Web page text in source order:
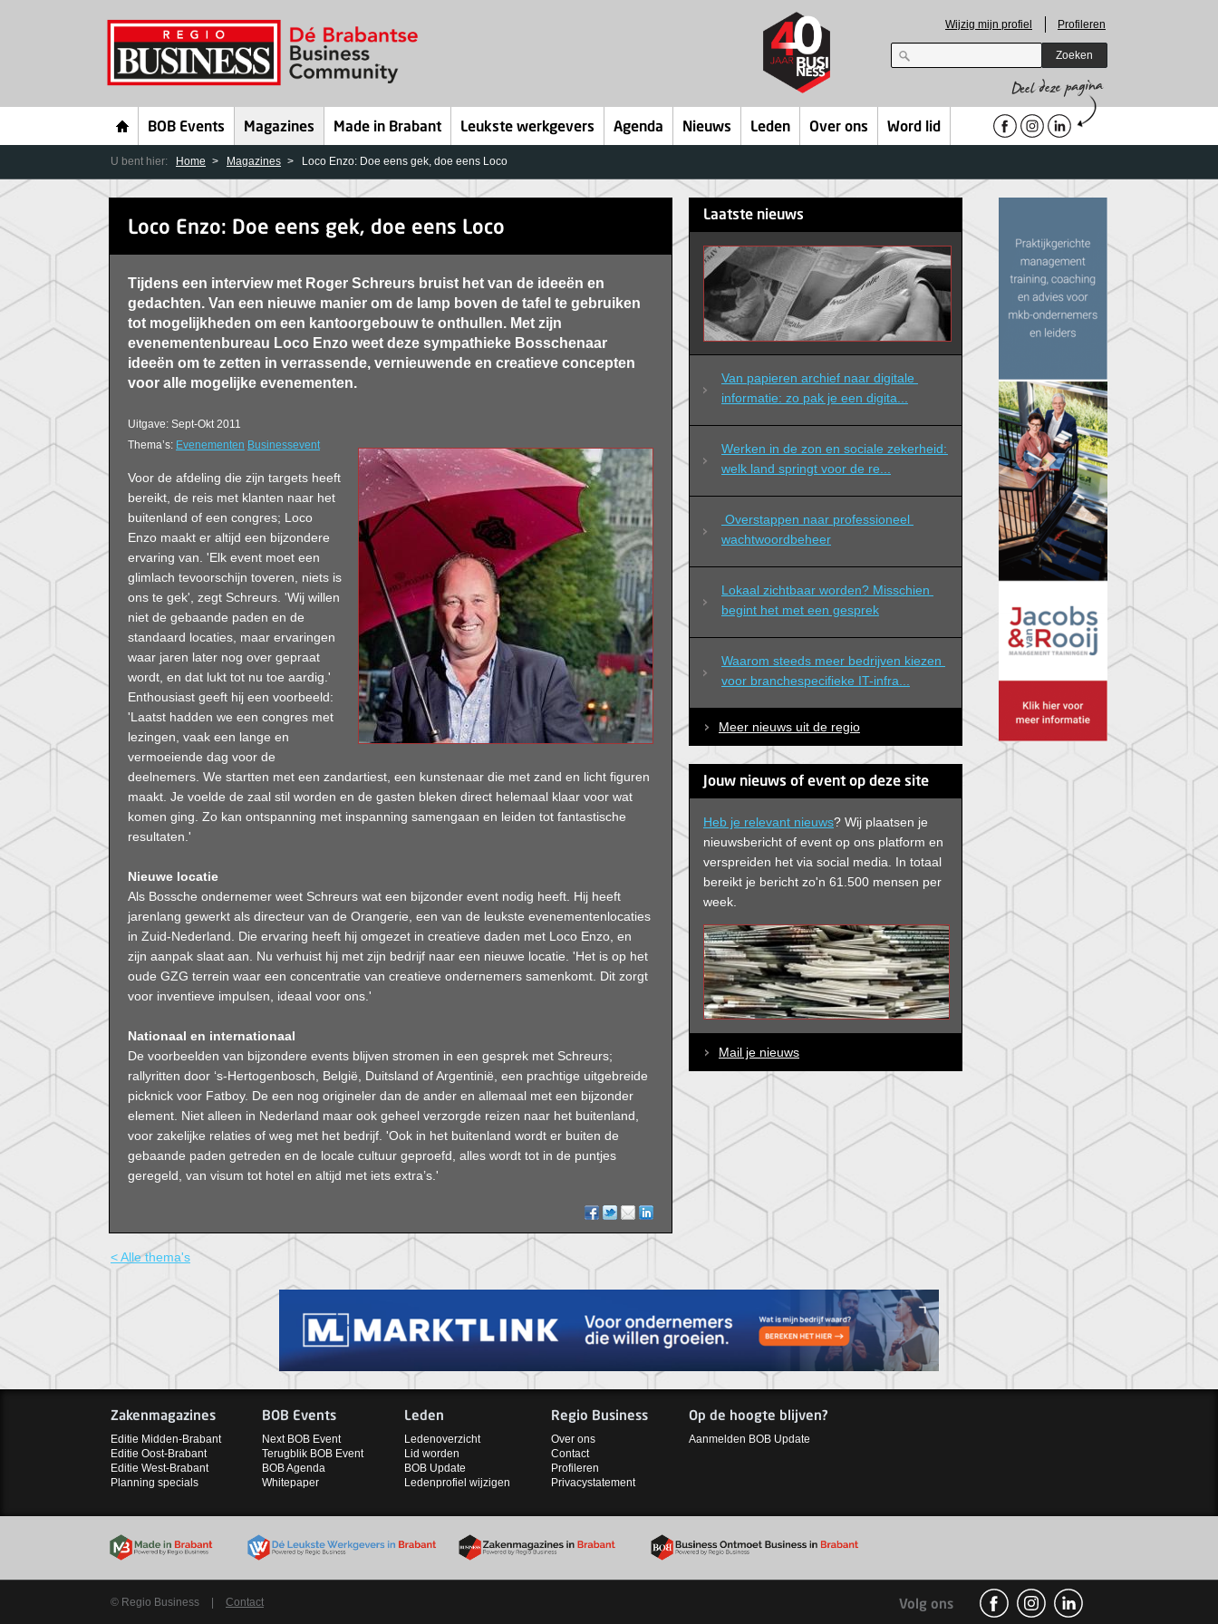
Wijzig mijn profiel Profileren
Zoeken
BOB Events Magazines Made in Brabant Leukste werkgevers Agenda Nieuws Leden Over ons Word lid
U bent hier: Home Magazines Loco Enzo: Doe eens gek, doe eens Loco
Loco Enzo: Doe eens gek, doe eens Loco
Tijdens een interview met Roger Schreurs bruist het van de ideeën en
gedachten. Van een nieuwe manier om de lamp boven de tafel te gebruiken
tot mogelijkheden om een kantoorgebouw te onthullen. Met zijn
evenementenbureau Loco Enzo weet deze sympathieke Bosschenaar
ideeën om te zetten in verrassende, vernieuwende en creatieve concepten
voor alle mogelijke evenementen.
Uitgave: Sept-Okt 2011
Thema’s: Evenementen Businessevent
Voor de afdeling die zijn targets heeft
bereikt, de reis met klanten naar het
buitenland of een congres; Loco
Enzo maakt er altijd een bijzondere
ervaring van. 'Elk event moet een
glimlach tevoorschijn toveren, niets is
ons te gek', zegt Schreurs. 'Wij willen
niet de gebaande paden en de
standaard locaties, maar ervaringen
waar jaren later nog over gepraat
wordt, en dat lukt tot nu toe aardig.'
Enthousiast geeft hij een voorbeeld:
'Laatst hadden we een congres met
lezingen, vaak een lange en
vermoeiende dag voor de
deelnemers. We startten met een zandartiest, een kunstenaar die met zand en licht figuren
maakt. Je voelde de zaal stil worden en de gasten bleken direct helemaal klaar voor wat
komen ging. Zo kan ontspanning met inspanning samengaan en leiden tot fantastische
resultaten.'
Nieuwe locatie
Als Bossche ondernemer weet Schreurs wat een bijzonder event nodig heeft. Hij heeft
jarenlang gewerkt als directeur van de Orangerie, een van de leukste evenementenlocaties
in Zuid-Nederland. Die ervaring heeft hij omgezet in creatieve daden met Loco Enzo, en
zijn aanpak slaat aan. Nu verhuist hij met zijn bedrijf naar een nieuwe locatie. 'Het is op het
oude GZG terrein waar een concentratie van creatieve ondernemers samenkomt. Dit zorgt
voor inventieve impulsen, ideaal voor ons.'
Nationaal en internationaal
De voorbeelden van bijzondere events blijven stromen in een gesprek met Schreurs;
rallyritten door ‘s-Hertogenbosch, België, Duitsland of Argentinië, een prachtige uitgebreide
picknick voor Fatboy. De een nog origineler dan de ander en allemaal met een bijzonder
element. Niet alleen in Nederland maar ook geheel verzorgde reizen naar het buitenland,
voor zakelijke relaties of weg met het bedrijf. 'Ook in het buitenland wordt er buiten de
gebaande paden getreden en de locale cultuur geproefd, alles wordt tot in de puntjes
geregeld, van visum tot hotel en altijd met iets extra’s.'
< Alle thema's
Laatste nieuws
Van papieren archief naar digitale
informatie: zo pak je een digita...
Werken in de zon en sociale zekerheid:
welk land springt voor de re...
wachtwoordbeheer
Lokaal zichtbaar worden? Misschien
begint het met een gesprek
Waarom steeds meer bedrijven kiezen
voor branchespecifieke IT-infra...
Meer nieuws uit de regio
Jouw nieuws of event op deze site
Heb je relevant nieuws? Wij plaatsen je
nieuwsbericht of event op ons platform en
verspreiden het via social media. In totaal
bereikt je bericht zo'n 61.500 mensen per
week.
Mail je nieuws
Zakenmagazines
Editie Midden-Brabant
Editie Oost-Brabant
Editie West-Brabant
Planning specials
BOB Events
Next BOB Event
Terugblik BOB Event
BOB Agenda
Whitepaper
Leden
Ledenoverzicht
Lid worden
BOB Update
Ledenprofiel wijzigen
Regio Business
Over ons
Contact
Profileren
Privacystatement
Op de hoogte blijven?
Aanmelden BOB Update
© Regio Business Contact Volg ons